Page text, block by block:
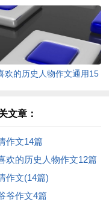
欢的历史人物作文通用15
文章：
作文14篇
欢的历史人物作文12篇
作文(14篇)
爷作文4篇